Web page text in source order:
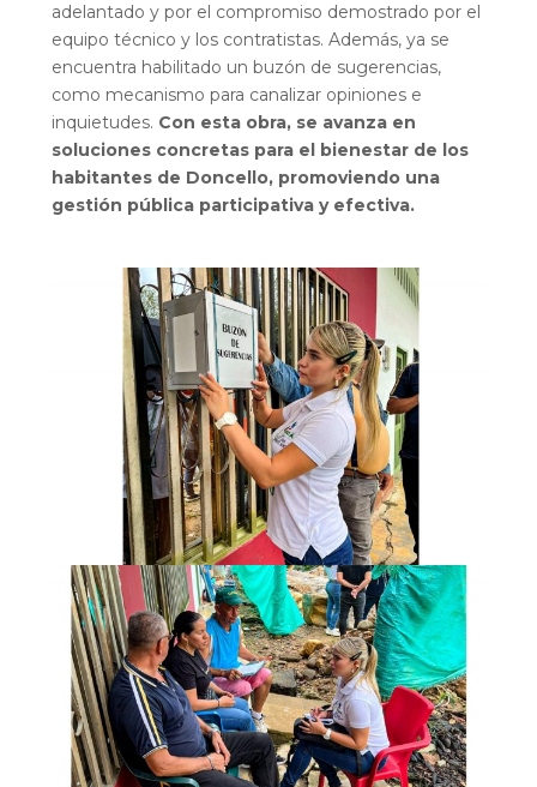
adelantado y por el compromiso demostrado por el
equipo técnico y los contratistas. Además, ya se
encuentra habilitado un buzón de sugerencias,
como mecanismo para canalizar opiniones e
inquietudes. Con esta obra, se avanza en
soluciones concretas para el bienestar de los
habitantes de Doncello, promoviendo una
gestión pública participativa y efectiva.